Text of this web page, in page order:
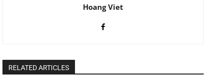
Hoang Viet
RELATED ARTICLES